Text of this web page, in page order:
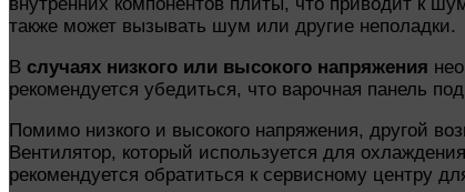
также может вызывать шум или другие неполадки.
В случаях низкого или высокого напряжения
рекомендуется убедиться, что варочная панель
Помимо низкого и высокого напряжения, другой
Вентилятор, который используется для
рекомендуется обратиться к сервисному центру